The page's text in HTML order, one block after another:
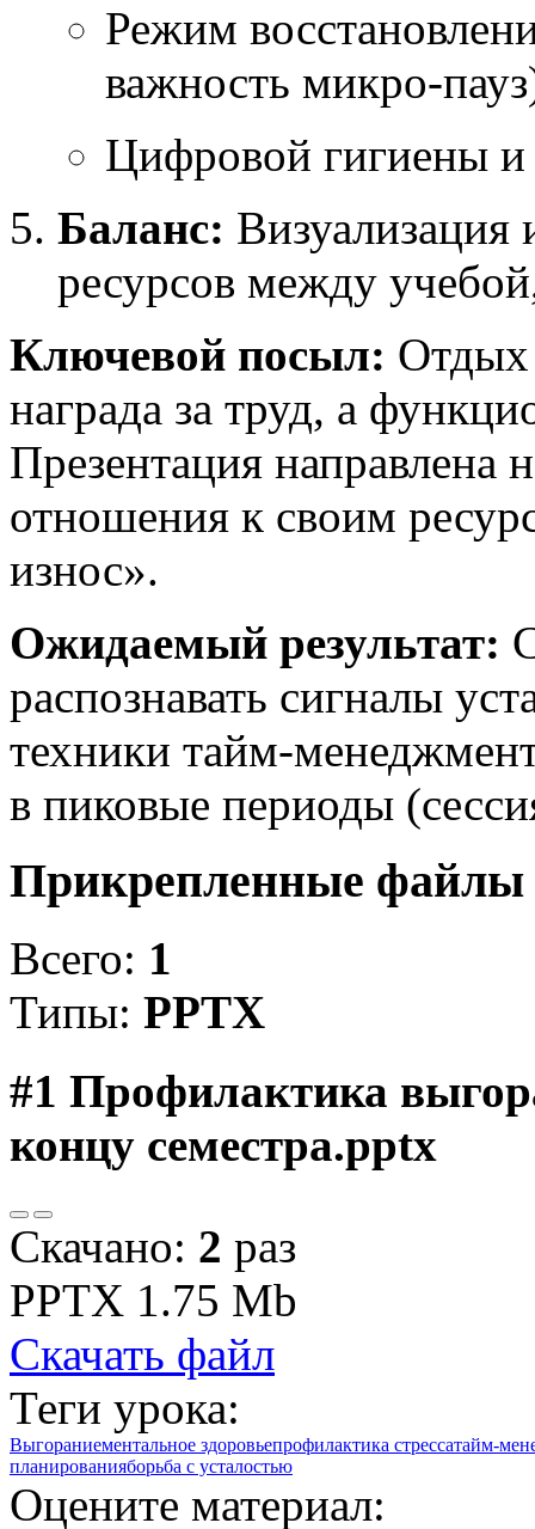
Режим
важность микро-
Цифровой гигиены и
Баланс: Визуализация
ресурсов между
Ключевой посыл: Отдых
награда за труд, а
Презентация направлена
отношения к своим
износ».
Ожидаемый результат:
распознавать сигналы
техники тайм-
в пиковые периоды
Прикрепленные файлы
Всего: 1
Типы: PPTX
#1 Профилактика
концу семестра.pptx
Скачано: 2 раз
PPTX 1.75 Mb
Скачать файл
Теги урока:
Выгораниементальное здоровьепрофилактика стрессатайм-
планированияборьба с усталостью
Оцените материал: